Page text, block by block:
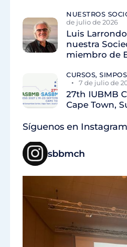
NUESTROS
de julio de 2026
Luis
nuestra
miembro de
CURSOS,
7 de julio de
27th IUBMB
Cape Town,
Síguenos en Instagram
sbbmch